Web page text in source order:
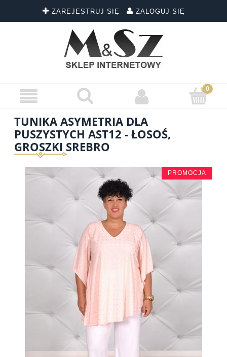
ZAREJESTRUJ SIĘ ZALOGUJ SIĘ
TUNIKA ASYMETRIA DLA
PUSZYSTYCH AST12 - ŁOSOŚ,
GROSZKI SREBRO
PROMOCJA